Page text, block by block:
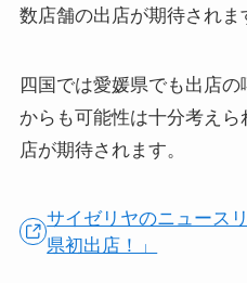
数店舗の出店が期待されま
四国では愛媛県でも出店
からも可能性は十分考え
店が期待されます。
サイゼリヤのニュース
県初出店！」